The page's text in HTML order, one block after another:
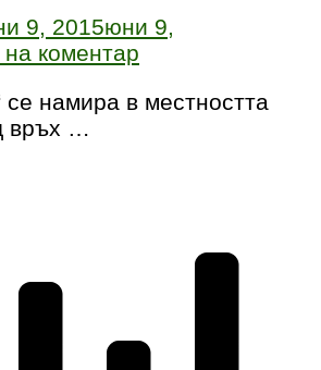
9, 2015юни 9,
коментар
Плевен
се намира в местността
връх …